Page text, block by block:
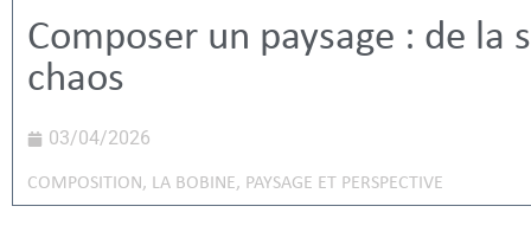
Composer un paysage : de la
chaos
03/04/2026
COMPOSITION, LA BOBINE, PAYSAGE ET PERSPECTIVE